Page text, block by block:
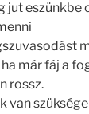
jut eszünkbe
már fáj a
rossz.
van